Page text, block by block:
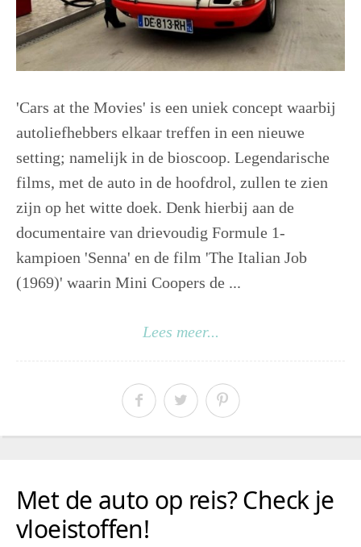
'Cars at the Movies' is een uniek concept waarbij
autoliefhebbers elkaar treffen in een nieuwe
setting; namelijk in de bioscoop. Legendarische
films, met de auto in de hoofdrol, zullen te zien
zijn op het witte doek. Denk hierbij aan de
documentaire van drievoudig Formule 1-
kampioen 'Senna' en de film 'The Italian Job
(1969)' waarin Mini Coopers de ...
Lees meer...
Met de auto op reis? Check je
vloeistoffen!